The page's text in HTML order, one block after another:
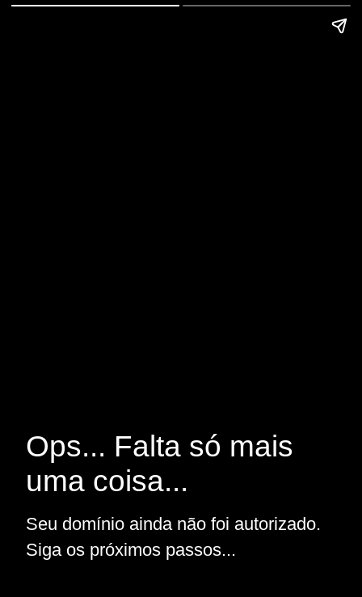
Ops... Falta só mais
uma coisa...
Seu domínio ainda não foi autorizado.
Siga os próximos passos...